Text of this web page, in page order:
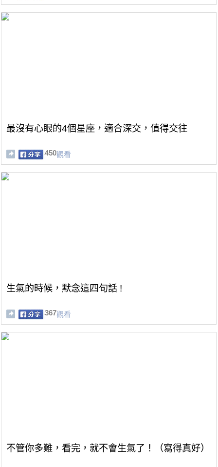
最沒有心眼的4個星座，適合深交，值得交往
450觀看
生氣的時候，默念這四句話 !
367觀看
不管你多難，看完，就不會生氣了！（寫得真好）